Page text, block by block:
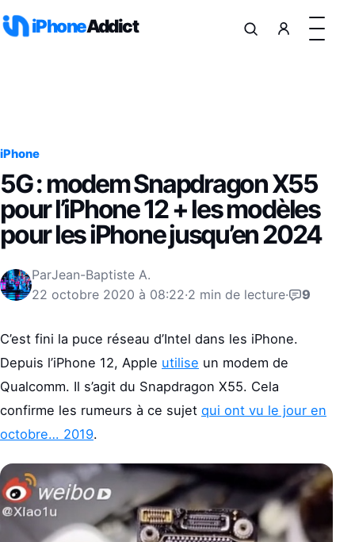
iPhoneAddict
iPhone
5G : modem Snapdragon X55
pour l’iPhone 12 + les modèles
pour les iPhone jusqu’en 2024
ParJean-Baptiste A.
22 octobre 2020 à 08:22·2 min de lecture· 9
C’est fini la puce réseau d’Intel dans les iPhone.
Depuis l’iPhone 12, Apple utilise un modem de
Qualcomm. Il s’agit du Snapdragon X55. Cela
confirme les rumeurs à ce sujet qui ont vu le jour en
octobre… 2019.